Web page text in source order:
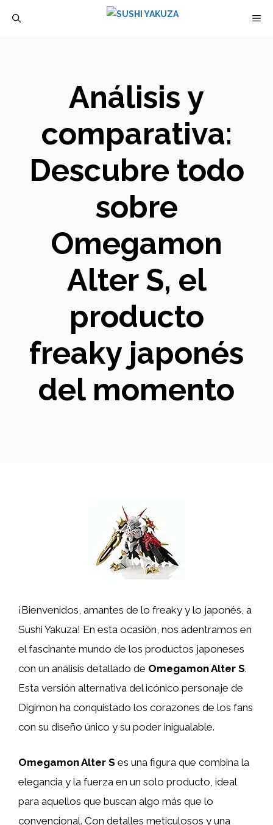
Análisis y
comparativa:
Descubre todo
sobre
Omegamon
Alter S, el
producto
freaky japonés
del momento
¡Bienvenidos, amantes de lo freaky y lo japonés, a
Sushi Yakuza! En esta ocasión, nos adentramos en
el fascinante mundo de los productos japoneses
con un análisis detallado de Omegamon Alter S.
Esta versión alternativa del icónico personaje de
Digimon ha conquistado los corazones de los fans
con su diseño único y su poder inigualable.
Omegamon Alter S es una figura que combina la
elegancia y la fuerza en un solo producto, ideal
para aquellos que buscan algo más que lo
convencional. Con detalles meticulosos y una